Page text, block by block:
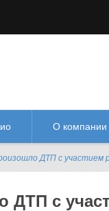
О компании
ДТП с участием
ДТП с